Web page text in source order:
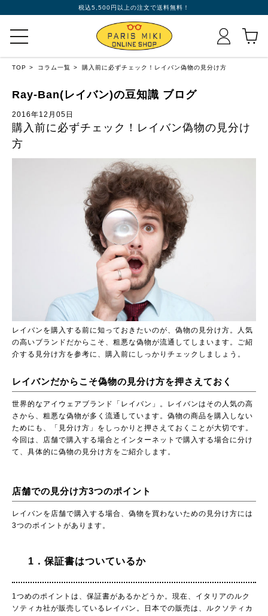
税込5,500円以上の注文で送料無料！
TOP コラム一覧 購入前に必ずチェック！レイバン偽物の見分け方
Ray-Ban(レイバン)の豆知識 ブログ
2016年12月05日
購入前に必ずチェック！レイバン偽物の見分け
方
レイバンを購入する前に知っておきたいのが、偽物の見分け方。人気
の高いブランドだからこそ、粗悪な偽物が流通してしまいます。ご紹
介する見分け方を参考に、購入前にしっかりチェックしましょう。
レイバンだからこそ偽物の見分け方を押さえておく
世界的なアイウェアブランド「レイバン」。レイバンはその人気の高
さから、粗悪な偽物が多く流通しています。偽物の商品を購入しない
ためにも、「見分け方」をしっかりと押さえておくことが大切です。
今回は、店舗で購入する場合とインターネットで購入する場合に分け
て、具体的に偽物の見分け方をご紹介します。
店舗での見分け方3つのポイント
レイバンを店舗で購入する場合、偽物を買わないための見分け方には
3つのポイントがあります。
1．保証書はついているか
1つめのポイントは、保証書があるかどうか。現在、イタリアのルク
ソティカ社が販売しているレイバン。日本での販売は、ルクソティカ